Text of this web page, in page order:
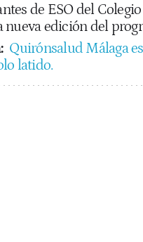
de ESO del
nueva edición del
Quirónsalud Málaga
latido.